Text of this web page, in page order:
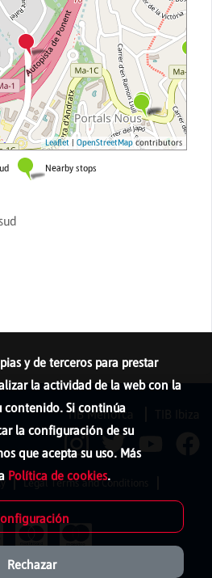
y de terceros para prestar
la actividad de la web con la
contenido. Si continúa
la configuración de su
que acepta su uso. Más
Política de cookies.
Rechazar
TIB Menorca
Legal Terms and Conditions